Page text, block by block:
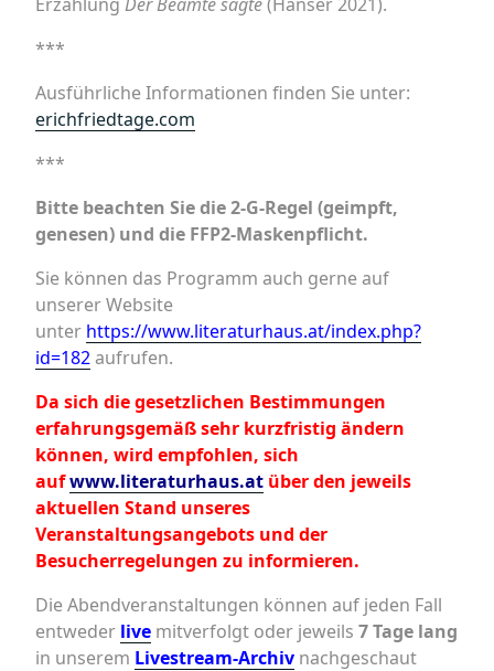
***
Ausführliche Informationen finden Sie unter:
erichfriedtage.com
***
Bitte beachten Sie die 2-G-Regel (geimpft,
genesen) und die FFP2-Maskenpflicht.
Sie können das Programm auch gerne auf
unserer Website
unter https://www.literaturhaus.at/index.php?
id=182aufrufen.
Da sich die gesetzlichen Bestimmungen
erfahrungsgemäß sehr kurzfristig ändern
können, wird empfohlen, sich
aufwww.literaturhaus.at über den jeweils
aktuellen Stand unseres
Veranstaltungsangebots und der
Besucherregelungen zu informieren.
Die Abendveranstaltungen können auf jeden Fall
entweder live mitverfolgt oder jeweils 7 Tage lang
in unserem Livestream-Archiv nachgeschaut